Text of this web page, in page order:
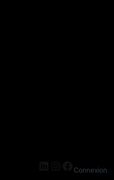
LinkedIn
Instagram
Connexion